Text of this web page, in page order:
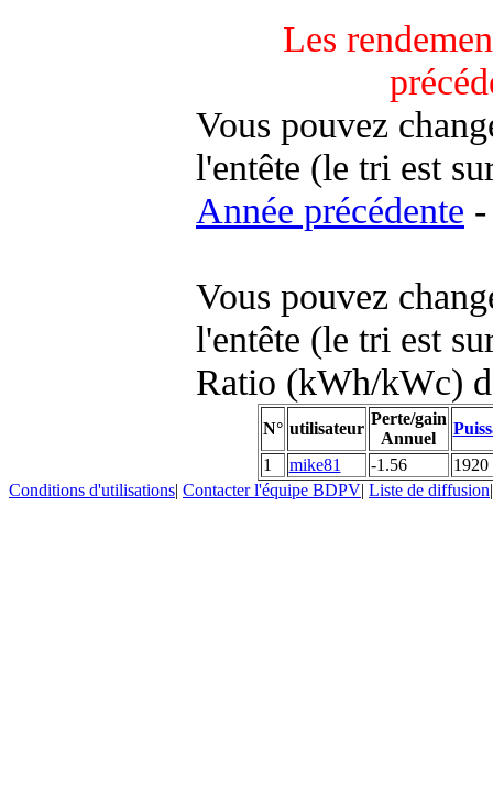
Les
Vous pouvez
l'entête (le tri est
Année précédente
Vous pouvez
l'entête (le tri est
Ratio (kWh/kWc)
N° utilisateur
Perte/gain
Annuel
1
mike81 -1.56
1920
Conditions d'utilisations| Contacter l'équipe BDPV| Liste de diffusion